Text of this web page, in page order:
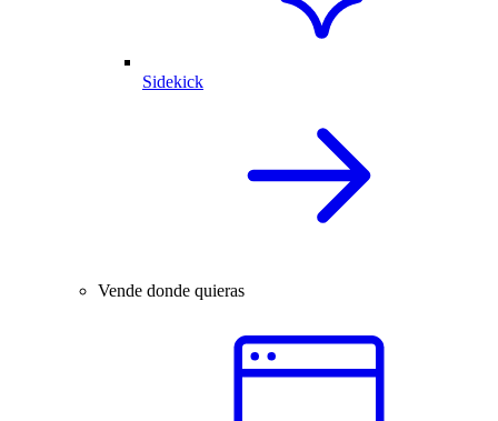
Sidekick
Vende donde quieras